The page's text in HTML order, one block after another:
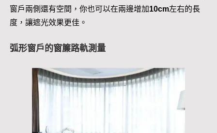
窗戶兩側還有空間，你也可以在兩邊增加10cm左右的長
度，讓遮光效果更佳。
弧形窗戶的窗簾路軌測量